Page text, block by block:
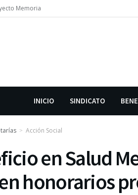
Memoria
INICIO SINDICATO
Acción Social
en Salud
honorarios